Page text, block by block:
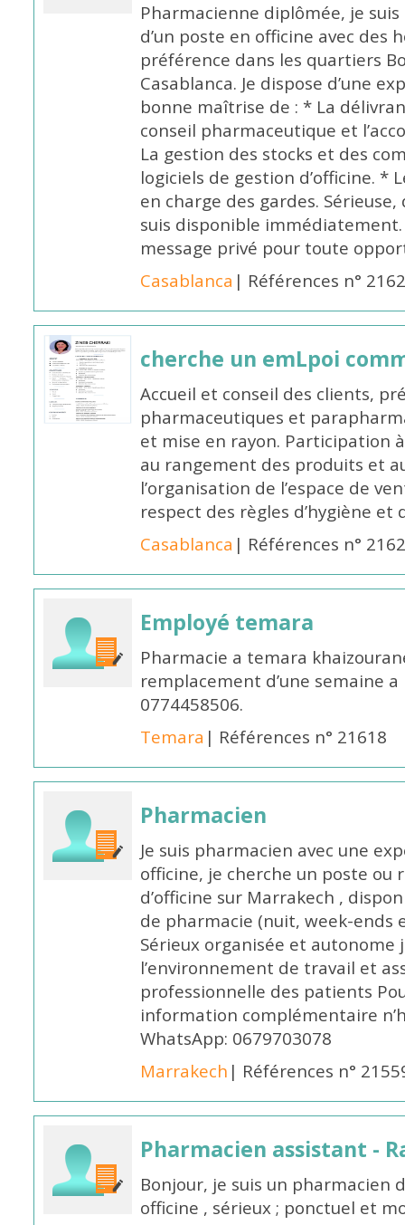
Pharmacienne diplômée, je
d’un poste en officine avec des
préférence dans les quartiers
Casablanca. Je dispose d’une
bonne maîtrise de : * La
conseil pharmaceutique et
La gestion des stocks et des
logiciels de gestion d’officine. *
en charge des gardes.
suis disponible
message privé pour toute
Casablanca | Références n°
cherche un emLpoi
Accueil et conseil des clients,
pharmaceutiques et
et mise en rayon. Participation
au rangement des produits et
l’organisation de l’espace de
respect des règles d’hygiène et
Casablanca | Références n°
Employé temara
Pharmacie a temara
remplacement d’une semaine
0774458506.
Temara | Références n° 21618
Pharmacien
Je suis pharmacien avec une
officine, je cherche un poste
d’officine sur Marrakech ,
de pharmacie (nuit, week-ends
Sérieux organisée et autonome
l’environnement de travail et
professionnelle des patients
information complémentaire
WhatsApp: 0679703078
Marrakech | Références n°
Pharmacien assistant -
Bonjour, je suis un pharmacien
officine , sérieux ; ponctuel et